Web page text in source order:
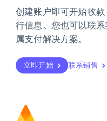
创建账户即可开始收
行信息。您也可以联
属支付解决方案。
立即开始 联系销售
葡萄牙
Português English
日本
日本語English
瑞典
瑞士
DeutschFrançais
English